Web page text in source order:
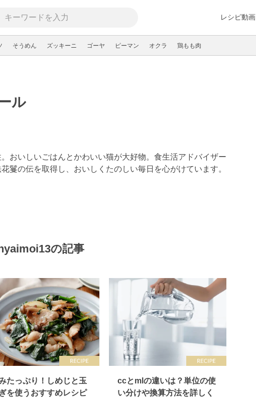
レシピ動画
そうめん ズッキーニ ゴーヤ ピーマン オクラ 鶏もも肉
ル
おいしいごはんとかわいい猫が大好物。食生活アドバイザー
鬘の伝を取得し、おいしくたのしい毎日を心がけています。
の記事
たっぷり！しめじと玉
を使うおすすめレシピ
ccとmlの違いは？単位の使
い分けや換算方法を詳しく